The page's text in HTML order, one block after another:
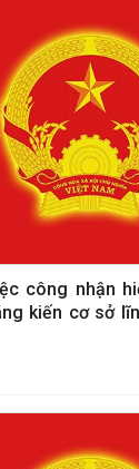
công nhận
kiến cơ sở